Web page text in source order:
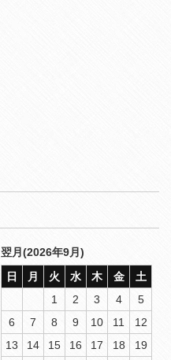
翌月(2026年9月)
日
月 火 水 木 金
土
1
2 3 4
5
6
7 8 9 10 11
12
13
14 15 16 17 18
19